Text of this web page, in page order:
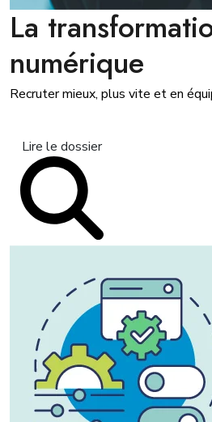
La
numérique
Recruter mieux, plus vite et en
Lire le dossier